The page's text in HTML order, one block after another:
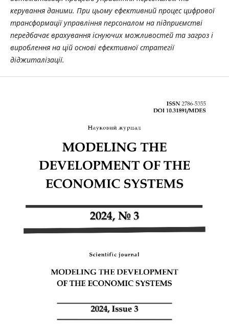
керування даними. При цьому ефективний процес цифрової
трансформації управління персоналом на підприємстві
передбачає врахування існуючих можливостей та загроз і
вироблення на цій основі ефективної стратегії
діджиталізації.